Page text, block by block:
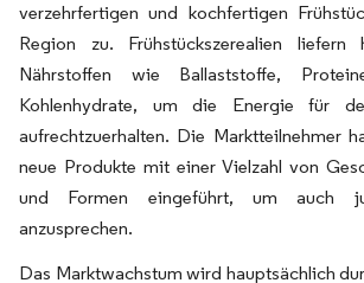
verzehrfertigen und kochfertigen
Region zu. Frühstückszerealien
Nährstoffen wie Ballaststoffe,
Kohlenhydrate, um die Energie für
aufrechtzuerhalten. Die Marktteilnehmer
neue Produkte mit einer Vielzahl von
und Formen eingeführt, um auch
anzusprechen.
Das Marktwachstum wird hauptsächlich